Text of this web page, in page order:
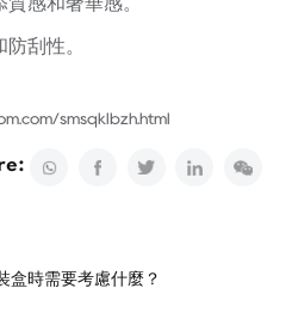
防刮性。
smsqklbzh.html
盒時需要考慮什麼？